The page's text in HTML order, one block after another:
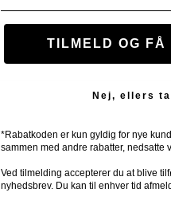
TILMELD OG FÅ
Nej, ellers
*Rabatkoden er kun gyldig for nye
sammen med andre rabatter, nedsatte
Ved tilmelding accepterer du at blive
nyhedsbrev. Du kan til enhver tid